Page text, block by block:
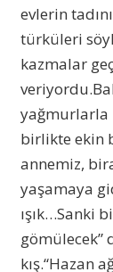
evlerin
türküleri
kazmalar
yağmurlarla
birlikte ekin
annemiz,
yaşamaya
ışık…Sanki
kış.“Hazan